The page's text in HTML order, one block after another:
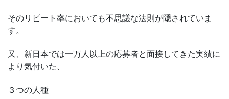
そのリピート率においても不思議な法則が隠されていま
す。
又、新日本では一万人以上の応募者と面接してきた実績に
より気付いた、
３つの人種